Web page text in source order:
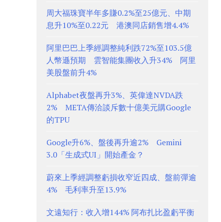
周大福珠寶半年多賺0.2%至25億元、中期
息升10%至0.22元 港澳同店銷售增4.4%
阿里巴巴上季經調整純利跌72%至103.5億
人幣遜預期 雲智能集團收入升34% 阿里
美股盤前升4%
Alphabet夜盤再升3%、英偉達NVDA跌
2% META傳洽談斥數十億美元購Google
的TPU
Google升6%、盤後再升逾2% Gemini
3.0「生成式UI」開始產金？
蔚來上季經調整虧損收窄近四成、盤前彈逾
4% 毛利率升至13.9%
文遠知行：收入增144% 阿布扎比盈虧平衡